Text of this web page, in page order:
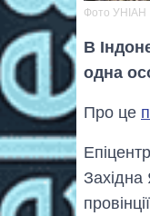
Фото УНІАН
В
одна
Про це
Західна